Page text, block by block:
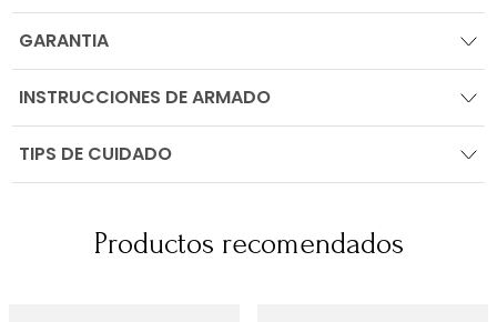
GARANTIA
INSTRUCCIONES DE ARMADO
TIPS DE CUIDADO
Productos recomendados